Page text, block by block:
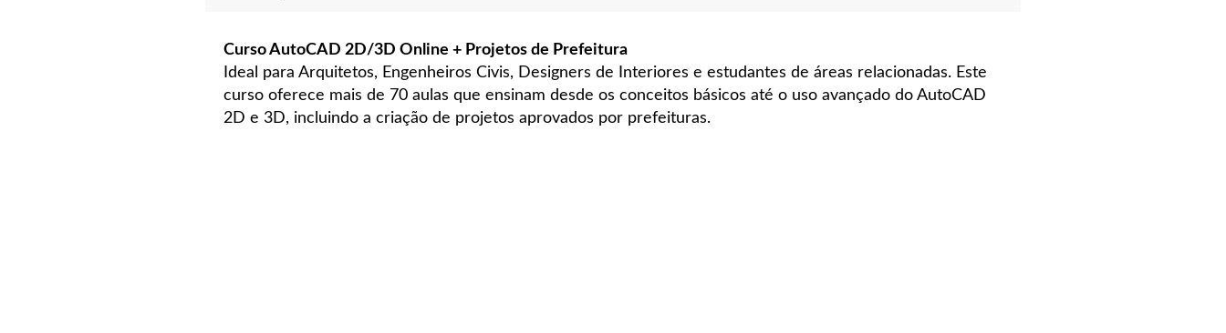
Curso AutoCAD 2D/3D Online + Projetos de Prefeitura
Ideal para Arquitetos, Engenheiros Civis, Designers de Interiores e estudantes de áreas relacionadas. Este
curso oferece mais de 70 aulas que ensinam desde os conceitos básicos até o uso avançado do AutoCAD
2D e 3D, incluindo a criação de projetos aprovados por prefeituras.